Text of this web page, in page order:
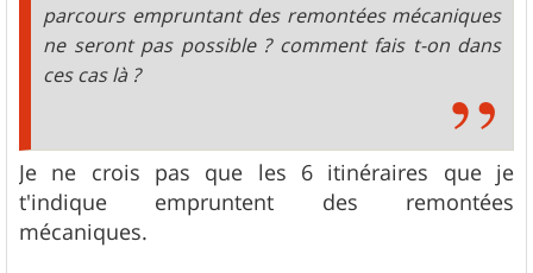
parcours empruntant des remontées mécaniques
ne seront pas possible ? comment fais t-on dans
ces cas là ?
Je ne crois pas que les 6 itinéraires que je
t'indique empruntent des remontées
mécaniques.